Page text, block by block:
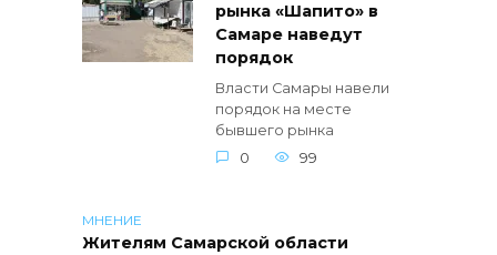
рынка «Шапито» в
Самаре наведут
порядок
Власти Самары навели
порядок на месте
бывшего рынка
0
99
МНЕНИЕ
Жителям Самарской области